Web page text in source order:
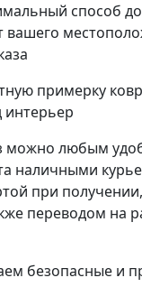
способ
вашего
примерку
можно любым
наличными
при
переводом на
безопасные и